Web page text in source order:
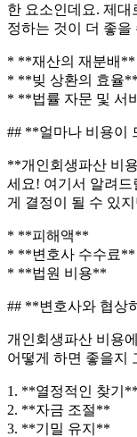
한 요소인데요. 제대
정하는 것이 더 좋을
* **재산의 재분배**
* **빚 상환의 효율**
* **법률 자문 및 서
## **얼마나 비용이
**개인회생파산 비
세요! 여기서 알려
게 결정이 될 수 있
* **피해액**
* **변호사 수수료**
* **법원 비용**
## **변호사와 협상
개인회생파산 비용
어떻게 하면 좋을지
1. **열정적인 찾기**
2. **자금 조절**
3. **기밀 유지**